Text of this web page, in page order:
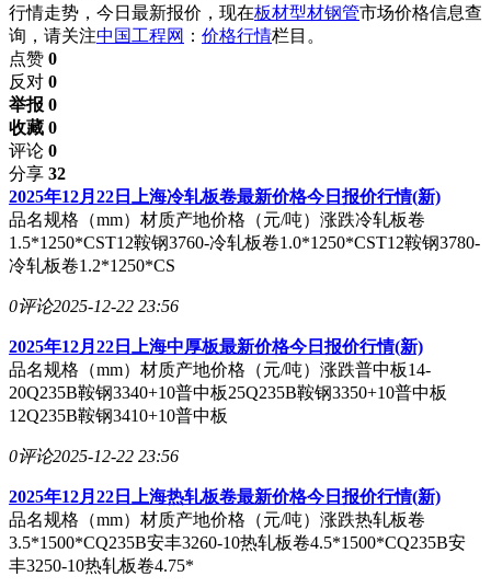
行情走势，今日最新报价，现在板材型材钢管市场价格信息查
询，请关注中国工程网 ： 价格行情栏目。
点赞 0
反对 0
举报 0
收藏 0
评论 0
分享 32
2025年12月22日上海冷轧板卷最新价格今日报价行情(新)
品名规格（mm）材质产地价格（元/吨）涨跌冷轧板卷
1.5*1250*CST12鞍钢3760-冷轧板卷1.0*1250*CST12鞍钢3780-
冷轧板卷1.2*1250*CS
0评论2025-12-22 23:56
2025年12月22日上海中厚板最新价格今日报价行情(新)
品名规格（mm）材质产地价格（元/吨）涨跌普中板14-
20Q235B鞍钢3340+10普中板25Q235B鞍钢3350+10普中板
12Q235B鞍钢3410+10普中板
0评论2025-12-22 23:56
2025年12月22日上海热轧板卷最新价格今日报价行情(新)
品名规格（mm）材质产地价格（元/吨）涨跌热轧板卷
3.5*1500*CQ235B安丰3260-10热轧板卷4.5*1500*CQ235B安
丰3250-10热轧板卷4.75*